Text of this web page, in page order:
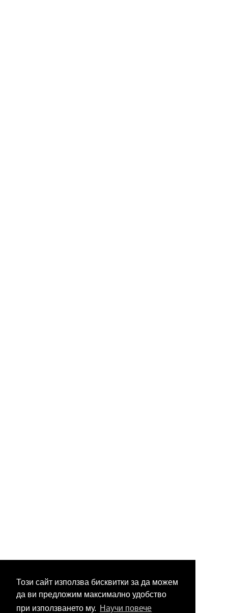
Този сайт използва бисквитки за да можем
да ви предложим максимално удобство
при използването му. Научи повече